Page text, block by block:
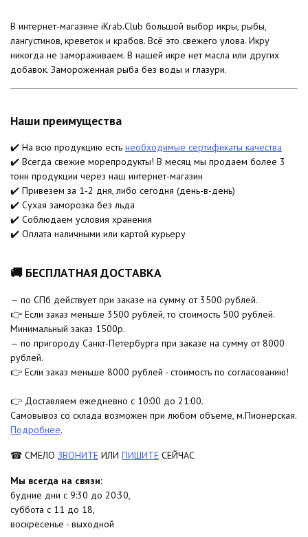
В интернет-магазине iKrab.Club большой выбор икры, рыбы,
лангустинов, креветок и крабов. Всё это свежего улова. Икру
никогда не замораживаем. В нашей икре нет масла или других
добавок. Замороженная рыба без воды и глазури.
Наши преимущества
✔️ На всю продукцию есть необходимые сертификаты качества
✔️ Всегда свежие морепродукты! В месяц мы продаем более 3
тонн продукции через наш интернет-магазин
✔️ Привезем за 1-2 дня, либо сегодня (день-в-день)
✔️ Сухая заморозка без льда
✔️ Соблюдаем условия хранения
✔️ Оплата наличными или картой курьеру
🚚 БЕСПЛАТНАЯ ДОСТАВКА
— по СПб действует при заказе на сумму от 3500 рублей.
👉 Если заказ меньше 3500 рублей, то стоимость 500 рублей.
Минимальный заказ 1500р.
— по пригороду Санкт-Петербурга при заказе на сумму от 8000
рублей.
👉 Если заказ меньше 8000 рублей - стоимость по согласованию!
👉 Доставляем ежедневно с 10:00 до 21:00.
Самовывоз со склада возможен при любом объеме, м.Пионерская.
Подробнее.
☎ СМЕЛО ЗВОНИТЕ ИЛИ ПИШИТЕ СЕЙЧАС
Мы всегда на связи:
будние дни с 9:30 до 20:30,
суббота с 11 до 18,
воскресенье - выходной